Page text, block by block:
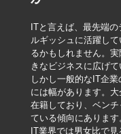
ITと言えば、最先端
ルギッシュに活躍し
るかもしれません。
きなビジネスに広げて
しかし一般的なIT企
には幅があります。
在籍しており、ベン
ている傾向にあります
IT業界では男女比で